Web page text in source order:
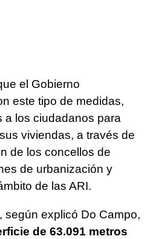
el Gobierno
este tipo de medidas,
a los ciudadanos para
viviendas, a través de
de los concellos de
de urbanización y
de las ARI.
según explicó Do Campo,
de 63.091 metros